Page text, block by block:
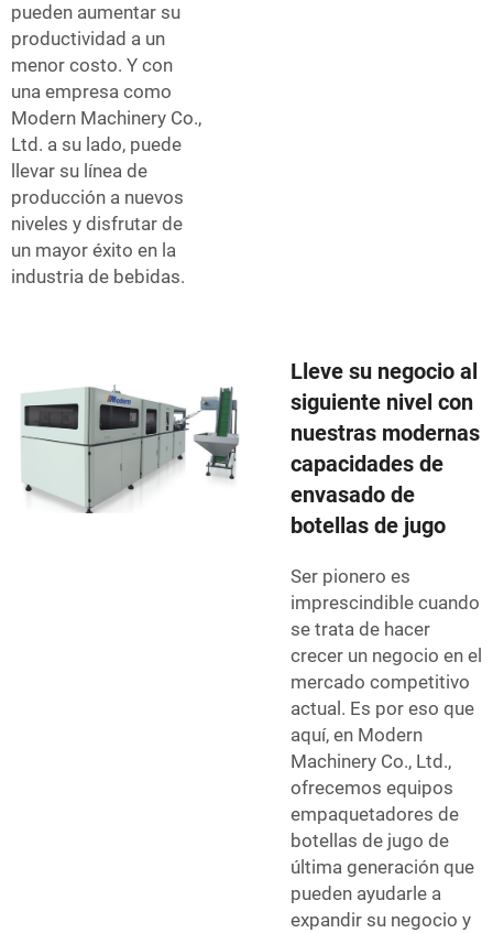
pueden aumentar su
productividad a un
menor costo. Y con
una empresa como
Modern Machinery Co.,
Ltd. a su lado, puede
llevar su línea de
producción a nuevos
niveles y disfrutar de
un mayor éxito en la
industria de bebidas.
Lleve su negocio al
siguiente nivel con
nuestras modernas
capacidades de
envasado de
botellas de jugo
Ser pionero es
imprescindible cuando
se trata de hacer
crecer un negocio en el
mercado competitivo
actual. Es por eso que
aquí, en Modern
Machinery Co., Ltd.,
ofrecemos equipos
empaquetadores de
botellas de jugo de
última generación que
pueden ayudarle a
expandir su negocio y